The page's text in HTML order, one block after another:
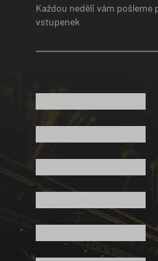
Každou neděli vám pošleme
vstupenek